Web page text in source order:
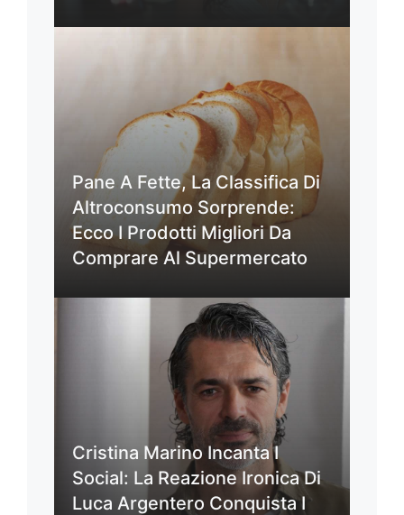
Pane A Fette, La Classifica Di
Altroconsumo Sorprende:
Ecco I Prodotti Migliori Da
Comprare Al Supermercato
Cristina Marino Incanta I
Social: La Reazione Ironica Di
Luca Argentero Conquista I